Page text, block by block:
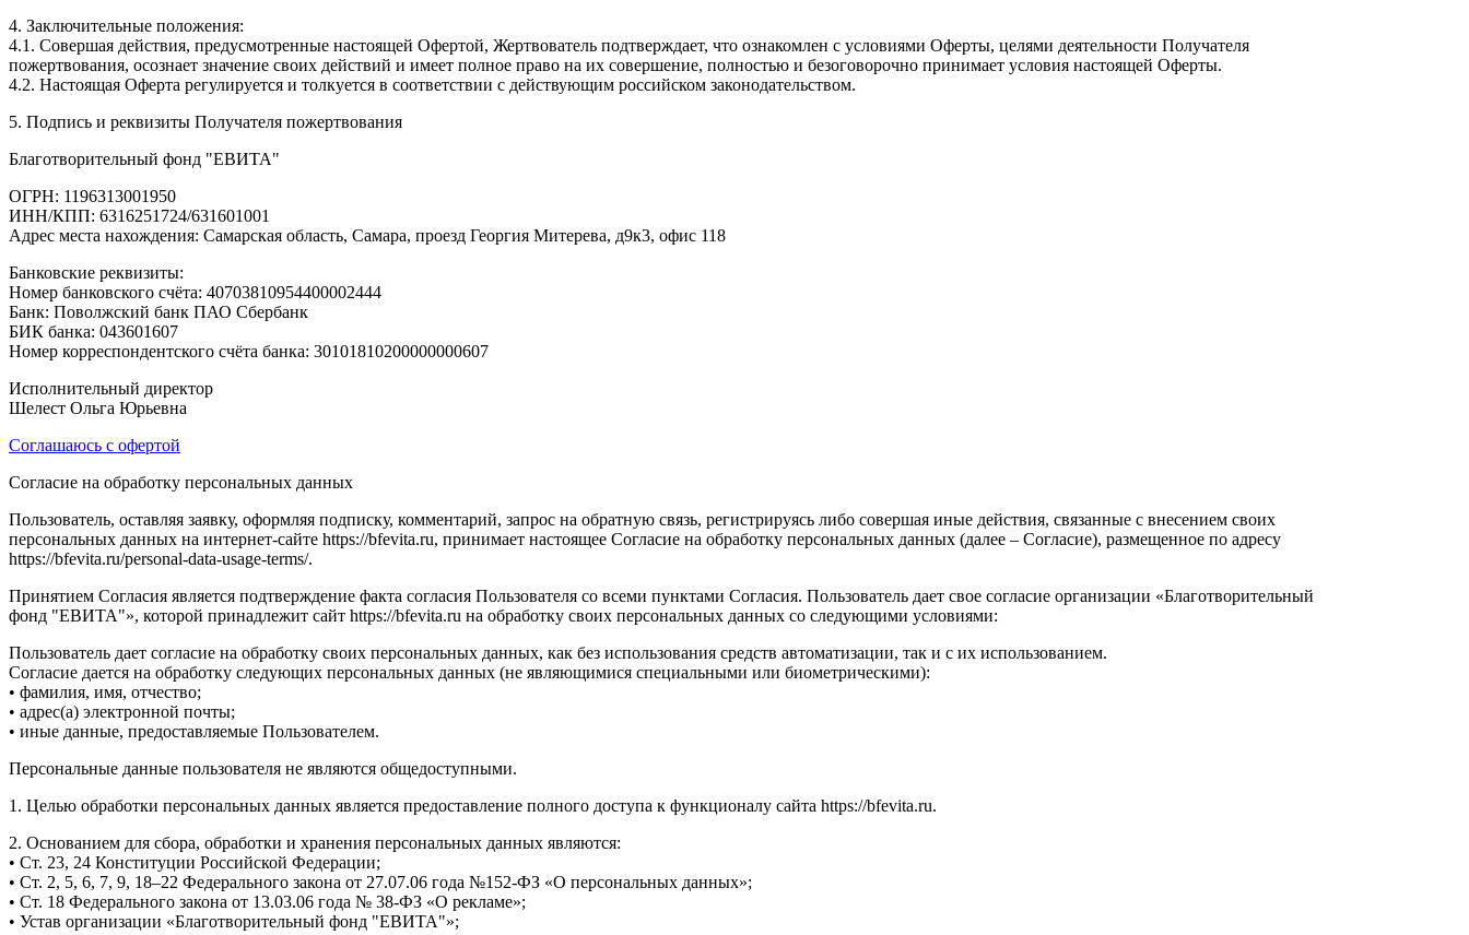
4. Заключительные положения:
4.1. Совершая действия, предусмотренные настоящей Офертой, Жертвователь подтверждает, что ознакомлен с условиями Оферты, целями деятельности Получателя
пожертвования, осознает значение своих действий и имеет полное право на их совершение, полностью и безоговорочно принимает условия настоящей Оферты.
4.2. Настоящая Оферта регулируется и толкуется в соответствии с действующим российском законодательством.
5. Подпись и реквизиты Получателя пожертвования
Благотворительный фонд "ЕВИТА"
ОГРН: 1196313001950
ИНН/КПП: 6316251724/631601001
Адрес места нахождения: Самарская область, Самара, проезд Георгия Митерева, д9к3, офис 118
Банковские реквизиты:
Номер банковского счёта: 40703810954400002444
Банк: Поволжский банк ПАО Сбербанк
БИК банка: 043601607
Номер корреспондентского счёта банка: 30101810200000000607
Исполнительный директор
Шелест Ольга Юрьевна
Соглашаюсь с офертой
Согласие на обработку персональных данных
Пользователь, оставляя заявку, оформляя подписку, комментарий, запрос на обратную связь, регистрируясь либо совершая иные действия, связанные с внесением своих
персональных данных на интернет-сайте https://bfevita.ru, принимает настоящее Согласие на обработку персональных данных (далее – Согласие), размещенное по адресу
https://bfevita.ru/personal-data-usage-terms/.
Принятием Согласия является подтверждение факта согласия Пользователя со всеми пунктами Согласия. Пользователь дает свое согласие организации «Благотворительный
фонд "ЕВИТА"», которой принадлежит сайт https://bfevita.ru на обработку своих персональных данных со следующими условиями:
Пользователь дает согласие на обработку своих персональных данных, как без использования средств автоматизации, так и с их использованием.
Согласие дается на обработку следующих персональных данных (не являющимися специальными или биометрическими):
• фамилия, имя, отчество;
• адрес(а) электронной почты;
• иные данные, предоставляемые Пользователем.
Персональные данные пользователя не являются общедоступными.
1. Целью обработки персональных данных является предоставление полного доступа к функционалу сайта https://bfevita.ru.
2. Основанием для сбора, обработки и хранения персональных данных являются:
• Ст. 23, 24 Конституции Российской Федерации;
• Ст. 2, 5, 6, 7, 9, 18–22 Федерального закона от 27.07.06 года №152-ФЗ «О персональных данных»;
• Ст. 18 Федерального закона от 13.03.06 года № 38-ФЗ «О рекламе»;
• Устав организации «Благотворительный фонд "ЕВИТА"»;